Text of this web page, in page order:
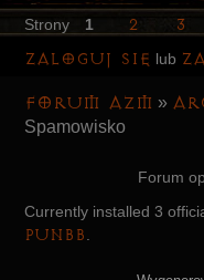
Strony
1 2 3
Zaloguj się lub
Forum AZM »
Spamowisko
Forum
Currently installed 3
PunBB.